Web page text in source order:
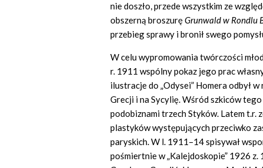
nie doszło, przede wszystkim ze
obszerną broszuręGrunwald w Rondlu
przebieg sprawy i bronił swego
W celu wypromowania twórczości
r. 1911 wspólny pokaz jego prac
ilustracje do „Odysei” Homera odbył
Grecji i na Sycylię. Wśród szkiców
podobiznami trzech Styków. Latem t.r.
plastyków występujących przeciwko
paryskich. W l. 1911–14 spisywał
pośmiertnie w „Kalejdoskopie” 1926 z.